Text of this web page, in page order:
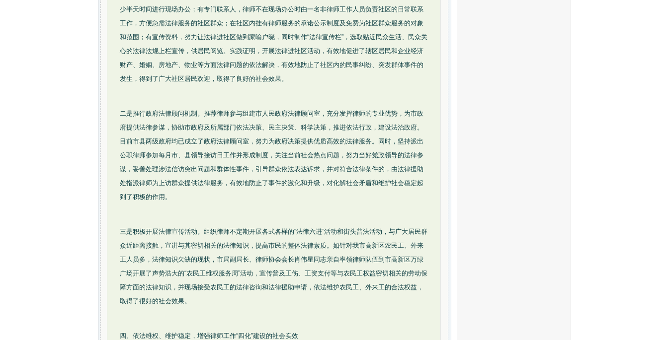
少半天时间进行现场办公；有专门联系人，律师不在现场办公时由一名非律师工作人员负责社区的日常联系
工作，方便急需法律服务的社区群众；在社区内挂有律师服务的承诺公示制度及免费为社区群众服务的对象
和范围；有宣传资料，努力让法律进社区做到家喻户晓，同时制作“法律宣传栏”，选取贴近民众生活、民众关
心的法律法规上栏宣传，供居民阅览。实践证明，开展法律进社区活动，有效地促进了辖区居民和企业经济
财产、婚姻、房地产、物业等方面法律问题的依法解决，有效地防止了社区内的民事纠纷、突发群体事件的
发生，得到了广大社区居民欢迎，取得了良好的社会效果。
二是推行政府法律顾问机制。推荐律师参与组建市人民政府法律顾问室，充分发挥律师的专业优势，为市政
府提供法律参谋，协助市政府及所属部门依法决策、民主决策、科学决策，推进依法行政，建设法治政府。
目前市县两级政府均已成立了政府法律顾问室，努力为政府决策提供优质高效的法律服务。同时，坚持派出
公职律师参加每月市、县领导接访日工作并形成制度，关注当前社会热点问题，努力当好党政领导的法律参
谋，妥善处理涉法信访突出问题和群体性事件，引导群众依法表达诉求，并对符合法律条件的，由法律援助
处指派律师为上访群众提供法律服务，有效地防止了事件的激化和升级，对化解社会矛盾和维护社会稳定起
到了积极的作用。
三是积极开展法律宣传活动。组织律师不定期开展各式各样的“法律六进”活动和街头普法活动，与广大居民群
众近距离接触，宣讲与其密切相关的法律知识，提高市民的整体法律素质。如针对我市高新区农民工、外来
工人员多，法律知识欠缺的现状，市局副局长、律师协会会长肖伟星同志亲自率领律师队伍到市高新区万绿
广场开展了声势浩大的“农民工维权服务周”活动，宣传普及工伤、工资支付等与农民工权益密切相关的劳动保
障方面的法律知识，并现场接受农民工的法律咨询和法律援助申请，依法维护农民工、外来工的合法权益，
取得了很好的社会效果。
四、依法维权、维护稳定，增强律师工作“四化”建设的社会实效